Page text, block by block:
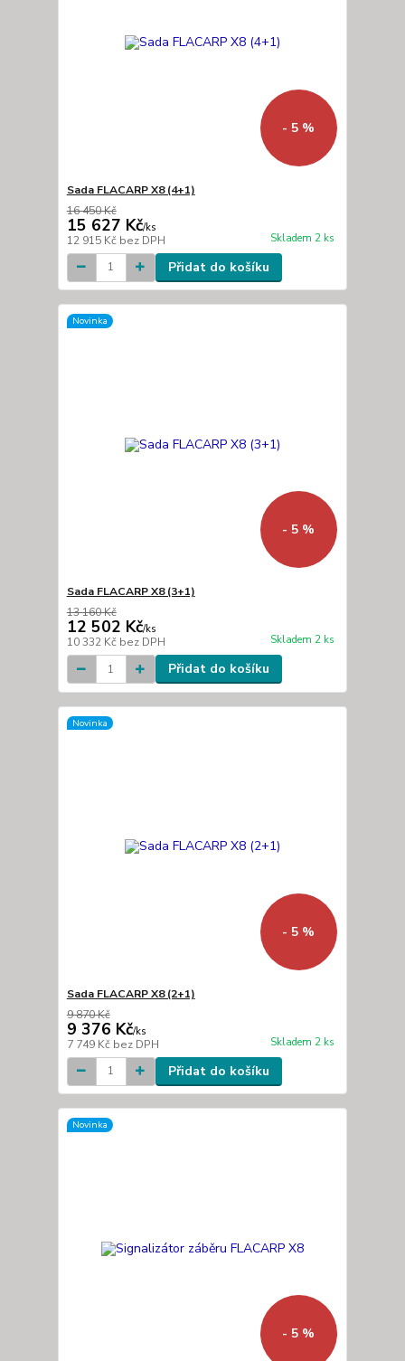
- 5 %
Sada FLACARP X8 (4+1)
16 450 Kč
15 627 Kč/ks
12 915 Kč bez DPH Skladem 2 ks
Přidat do košíku
Novinka
- 5 %
Sada FLACARP X8 (3+1)
13 160 Kč
12 502 Kč/ks
10 332 Kč bez DPH Skladem 2 ks
Přidat do košíku
Novinka
- 5 %
Sada FLACARP X8 (2+1)
9 870 Kč
9 376 Kč/ks
7 749 Kč bez DPH Skladem 2 ks
Přidat do košíku
Novinka
- 5 %